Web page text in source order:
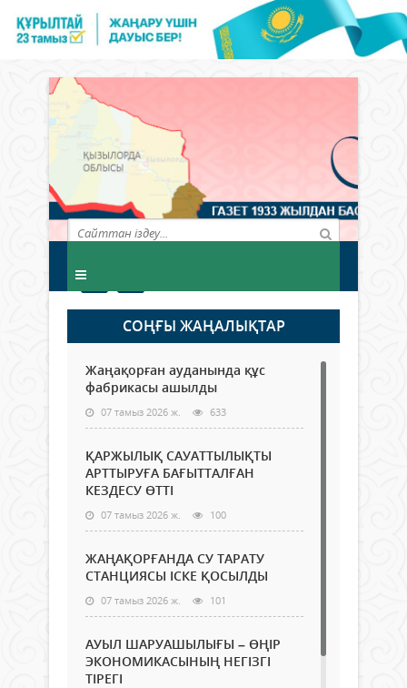
СОҢҒЫ ЖАҢАЛЫҚТАР
Жаңақорған ауданында құс
фабрикасы ашылды
07 тамыз 2026 ж. 633
ҚАРЖЫЛЫҚ САУАТТЫЛЫҚТЫ
АРТТЫРУҒА БАҒЫТТАЛҒАН
КЕЗДЕСУ ӨТТІ
07 тамыз 2026 ж. 100
ЖАҢАҚОРҒАНДА СУ ТАРАТУ
СТАНЦИЯСЫ ІСКЕ ҚОСЫЛДЫ
07 тамыз 2026 ж. 101
АУЫЛ ШАРУАШЫЛЫҒЫ – ӨҢІР
ЭКОНОМИКАСЫНЫҢ НЕГІЗГІ
ТІРЕГІ